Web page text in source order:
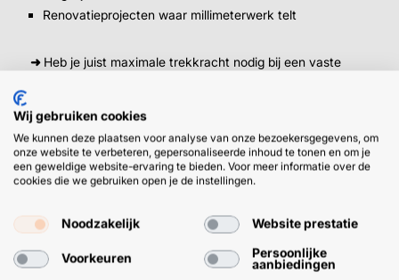
Renovatieprojecten waar millimeterwerk telt
➜ Heb je juist maximale trekkracht nodig bij een vaste
eens bij onze platkop schroeven. Hier vind je alle soorten
kozijnschroeven.
Monteren zonder plug
Net als onze andere kozijndirectschroeven gebruik je deze
schroeven zonder kop eenvoudig zonder plug. Het
Wij gebruiken cookies
We kunnen deze plaatsen voor analyse van onze bezoekersgegevens, om
onze website te verbeteren, gepersonaliseerde inhoud te tonen en om je
een geweldige website-ervaring te bieden. Voor meer informatie over de
cookies die we gebruiken open je de instellingen.
Noodzakelijk Website prestatie
Voorkeuren
Persoonlijke
aanbiedingen